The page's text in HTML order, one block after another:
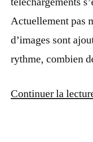
Actuellement pas
d’images sont
rythme, combien
Continuer la